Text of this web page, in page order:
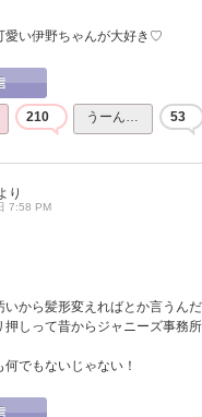
愛い伊野ちゃんが大好き♡
210 うーん… 53
り
7:58 PM
いから髪形変えればとか言うんだ
押しって昔からジャニーズ事務
何でもないじゃない！